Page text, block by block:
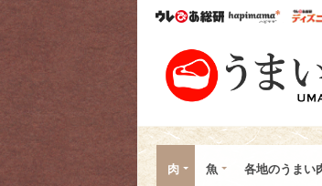
ウレぴあ総研
ハピ
肉 魚 各地のうまい